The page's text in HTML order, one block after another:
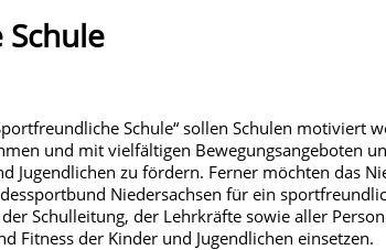
Schule“ sollen Schulen motiviert
und mit vielfältigen Bewegungsangeboten
Jugendlichen zu fördern. Ferner möchten das
Niedersachsen für ein
Schulleitung, der Lehrkräfte sowie aller
Fitness der Kinder und Jugendlichen einsetzen.